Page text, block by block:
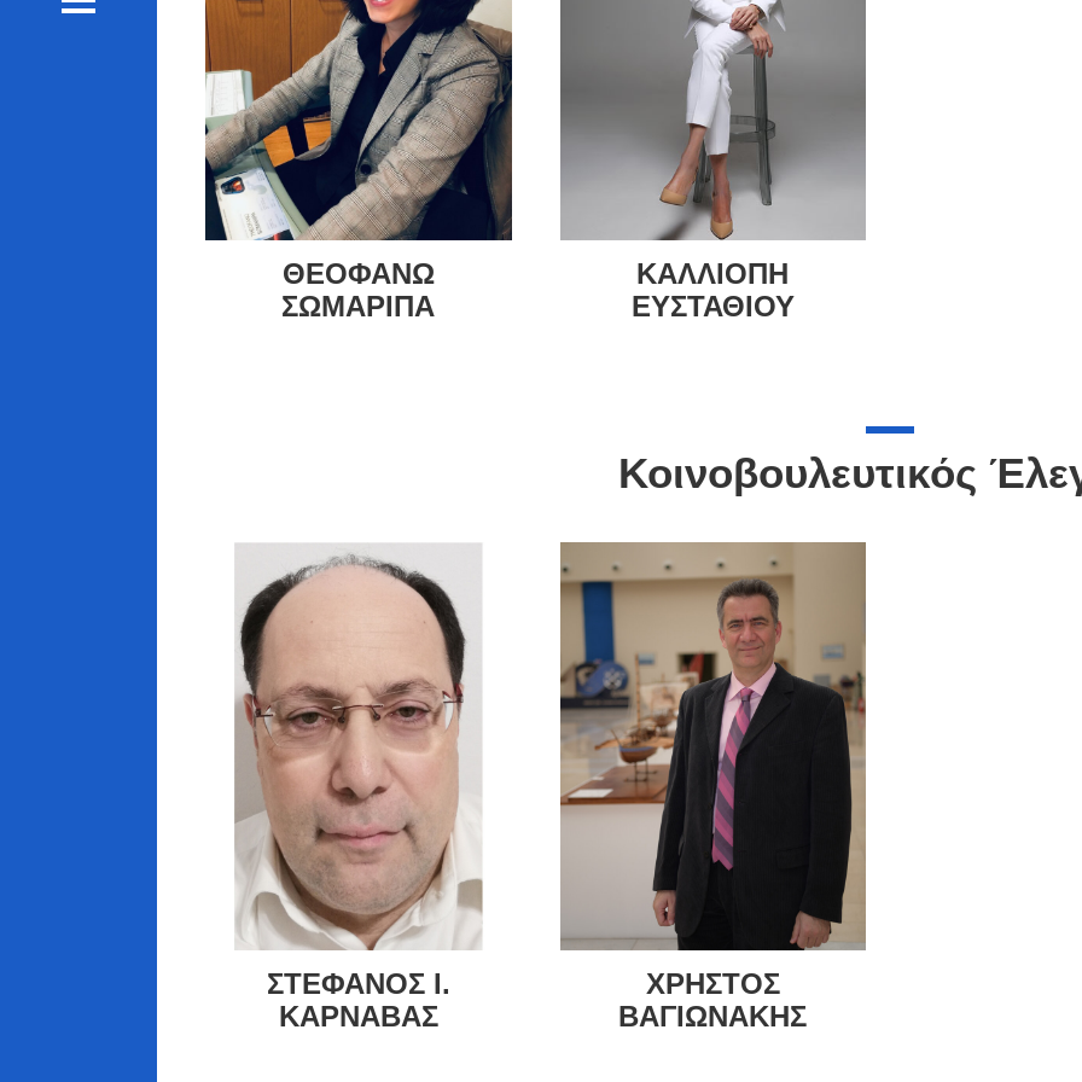
ΘΕΟΦΑΝΩ
ΣΩΜΑΡΙΠΑ
ΚΑΛΛΙΟΠΗ
ΕΥΣΤΑΘΙΟΥ
Κοινοβουλευτικός
ΣΤΕΦΑΝΟΣ Ι.
ΚΑΡΝΑΒΑΣ
ΧΡΗΣΤΟΣ
ΒΑΓΙΩΝΑΚΗΣ